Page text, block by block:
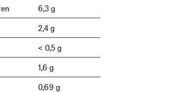
6,3 g
2,4 g
< 0,5 g
1,6 g
0,69 g